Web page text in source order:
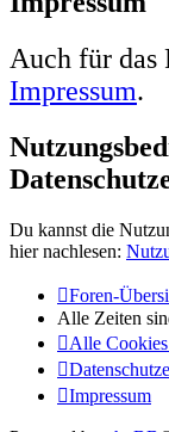
Auch für das
Impressum.
Du kannst die
hier nachlesen:
Foren-
Alle Zeiten
Alle
Impressum